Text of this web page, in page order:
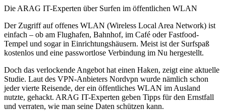
Die ARAG IT-Experten über Surfen im öffentlichen WLAN
Der Zugriff auf offenes WLAN (Wireless Local Area Network) ist
einfach – ob am Flughafen, Bahnhof, im Café oder Fastfood-
Tempel und sogar in Einrichtungshäusern. Meist ist der Surfspaß
kostenlos und eine passwortlose Verbindung im Nu hergestellt.
Doch das verlockende Angebot hat einen Haken, zeigt eine aktuelle
Studie. Laut des VPN-Anbieters Nordvpn wurde nämlich schon
jeder vierte Reisende, der ein öffentliches WLAN im Ausland
nutzte, gehackt. ARAG IT-Experten geben Tipps für den Ernstfall
und verraten, wie man seine Daten schützen kann.